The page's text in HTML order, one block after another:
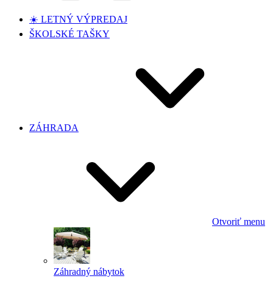
☀️ LETNÝ VÝPREDAJ
ŠKOLSKÉ TAŠKY
ZÁHRADA
Otvoriť menu
Záhradný nábytok